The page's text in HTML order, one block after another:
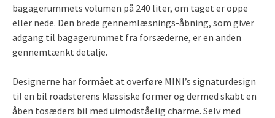
bagagerummets volumen på 240 liter, om taget er oppe
eller nede. Den brede gennemlæsnings-åbning, som giver
adgang til bagagerummet fra forsæderne, er en anden
gennemtænkt detalje.
Designerne har formået at overføre MINI’s signaturdesign
til en bil roadsterens klassiske former og dermed skabt en
åben tosæders bil med uimodståelig charme. Selv med